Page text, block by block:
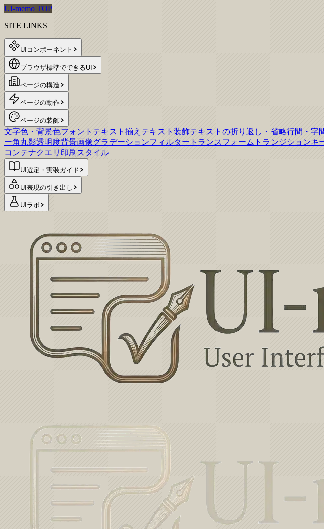
UI-memo TOP
SITE LINKS
UIコンポーネント
ブラウザ標準でできるUI
ページの構造
ページの動作
ページの装飾
文字色・背景色フォント テキスト揃え テキスト装飾テキストの折り返し・省略行間・字
ー角丸影透明度背景画像グラデーションフィルター トランスフォーム トランジションキ
コンテナクエリ 印刷スタイル
UI選定・実装ガイド
UI表現の引き出し
UIラボ